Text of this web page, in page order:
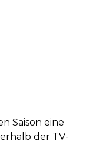
Saison eine
der TV-